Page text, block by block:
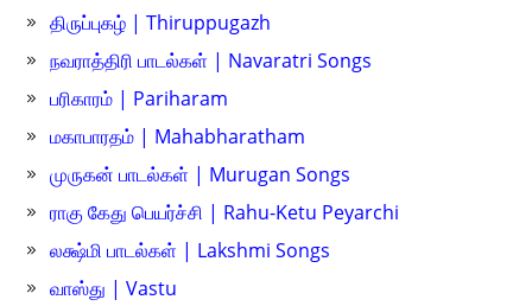
திருப்புகழ் | Thiruppugazh
நவராத்திரி பாடல்கள் | Navaratri Songs
பரிகாரம் | Pariharam
மகாபாரதம் | Mahabharatham
முருகன் பாடல்கள் | Murugan Songs
ராகு கேது பெயர்ச்சி | Rahu-Ketu Peyarchi
லக்ஷ்மி பாடல்கள் | Lakshmi Songs
வாஸ்து | Vastu